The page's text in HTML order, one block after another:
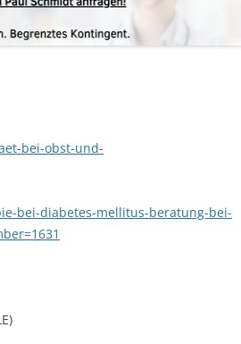
bei-obst-und-
bei-diabetes-mellitus-beratung-bei-